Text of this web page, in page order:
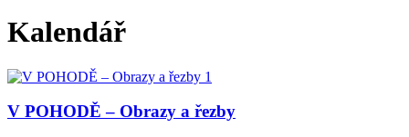
Kalendář
V POHODĚ – Obrazy a řezby